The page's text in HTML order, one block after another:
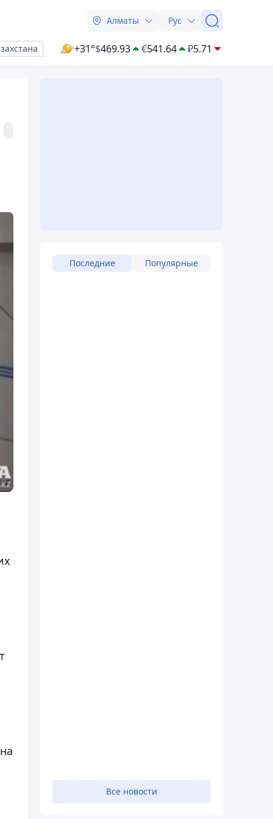
Алматы Рус
+31°$469.93 €541.64 ₽5.71
Последние Популярные
Все новости